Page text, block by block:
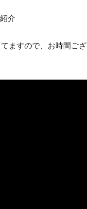
介
ますので、お時間ござ